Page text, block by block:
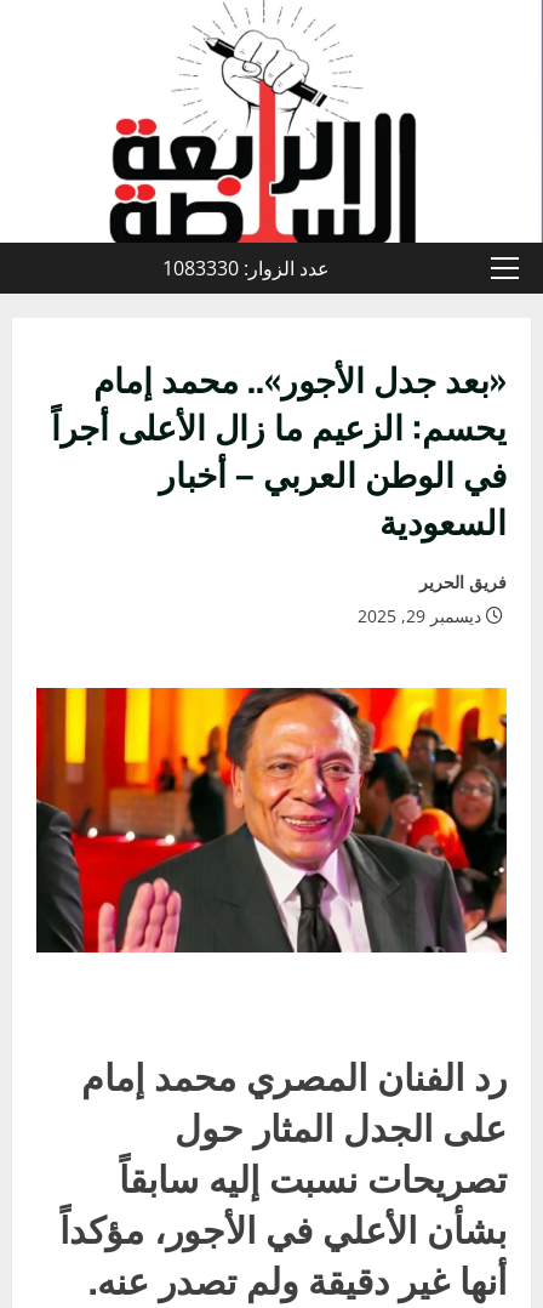
القائمة
عدد الزوار: 1083330
«بعد جدل الأجور».. محمد إمام
يحسم: الزعيم ما زال الأعلى أجراً
في الوطن العربي – أخبار
السعودية
فريق الحرير
ديسمبر 29, 2025
رد الفنان المصري محمد إمام
على الجدل المثار حول
تصريحات نسبت إليه سابقاً
بشأن الأعلي في الأجور، مؤكداً
أنها غير دقيقة ولم تصدر عنه.